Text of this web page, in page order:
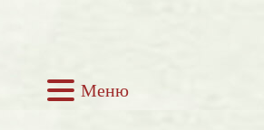
Меню